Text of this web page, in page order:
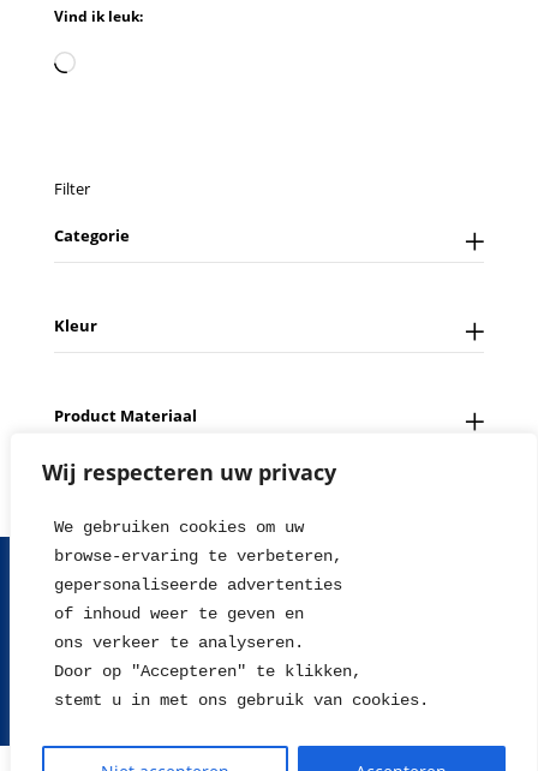
Wij respecteren uw privacy
We gebruiken cookies om uw
browse-ervaring te verbeteren,
gepersonaliseerde advertenties
of inhoud weer te geven en
ons verkeer te analyseren.
Door op "Accepteren" te klikken,
stemt u in met ons gebruik van cookies.
Vind ik leuk:
Aan
Filter
Categorie
Kleur
Product Materiaal
Contact
Tips en Nieuws
Herroepingsrecht
Retour sturen
Algemene voorwaarden
Disclaimer
2004 - 2026 © WillieJan®